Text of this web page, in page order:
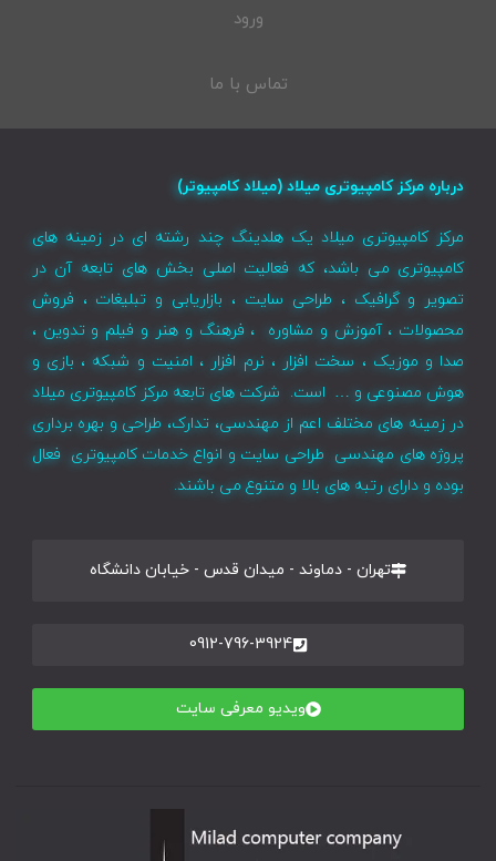
ورود
تماس با ما
درباره مرکز کامپیوتری میلاد (میلاد کامپیوتر)
مرکز کامپیوتری میلاد یک هلدینگ چند رشته ای در زمینه های
کامپیوتری می باشد، که فعالیت اصلی بخش های تابعه آن در
تصویر و گرافیک ، طراحی سایت ، بازاریابی و تبلیغات ، فروش
محصولات ، آموزش و مشاوره ، فرهنگ و هنر و فیلم و تدوین ،
صدا و موزیک ، سخت افزار ، نرم افزار ، امنیت و شبکه ، بازی و
هوش مصنوعی و … است. شرکت های تابعه مرکز کامپیوتری میلاد
در زمینه های مختلف اعم از مهندسی، تدارک، طراحی و بهره برداری
پروژه های مهندسی طراحی سایت و انواع خدمات کامپیوتری فعال
بوده و دارای رتبه های بالا و متنوع می باشند.
تهران - دماوند - میدان قدس - خیابان دانشگاه
0912-796-3924
ویدیو معرفی سایت